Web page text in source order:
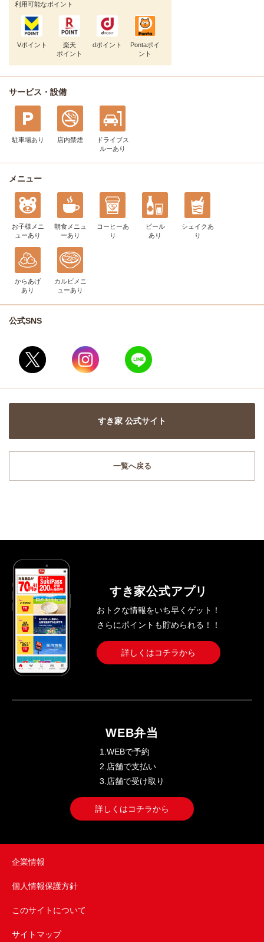
利用可能なポイント
Vポイント
楽天
ポイント
dポイント
Pontaポイ
ント
サービス・設備
駐車場あり 店内禁煙
ドライブス
ルーあり
メニュー
お子様メニ
ューあり
朝食メニュ
ーあり
コーヒーあ
り
ビール
あり
シェイク あ
り
からあげ
あり
カルビメニ
ューあり
公式SNS
すき家 公式サイト
一覧へ戻る
すき家公式アプリ
おトクな情報をいち早くゲット！
さらにポイントも貯められる！！
詳しくはコチラから
WEB弁当
1.WEBで予約
2.店舗で支払い
3.店舗で受け取り
詳しくはコチラから
企業情報
個人情報保護方針
このサイトについて
サイトマップ